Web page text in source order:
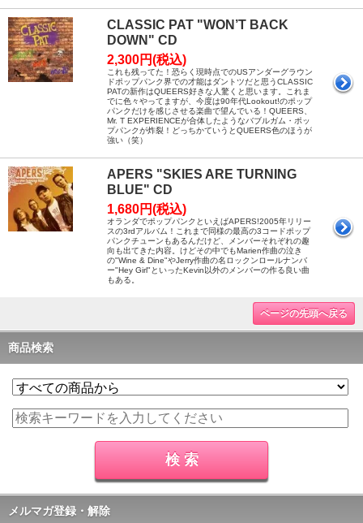
CLASSIC PAT "WON’T BACK
DOWN" CD
2,300円(税込)
これも残ってた！恐らく現時点でのUSアンダーグラウン
ドポップパンク界での才能はダントツだと思うCLASSIC
PATの新作はQUEERS好きな人驚くと思います。これま
でに色々やってますが、今度は90年代Lookout!のポップ
パンクだけを感じさせる楽曲で望んでいる！QUEERS、
Mr. T EXPERIENCEが合体したようなバブルガム・ポッ
プパンクが炸裂！どっちかていうとQUEERS色のほうが
強い（笑）
APERS "SKIES ARE TURNING
BLUE" CD
1,680円(税込)
オランダでポップパンクといえばAPERS!2005年リリー
スの3rdアルバム！これまで同様の最高の3コードポップ
パンクチューンもあるんだけど、メンバーそれぞれの趣
向も出てきた内容。けどその中でもMarien作曲の泣き
の"Wine & Dine"やJerry作曲の名ロックンロールナンバ
ー"Hey Girl"といったKevin以外のメンバーの作る良い曲
もある。
ページの先頭へ戻る
商品検索
メルマガ登録・解除